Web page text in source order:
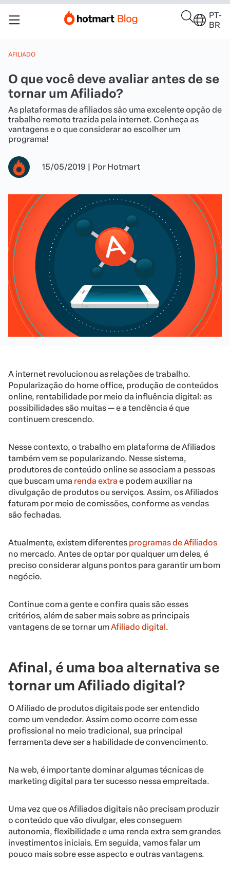
PT-
BR
AFILIADO
O que você deve avaliar antes de se
tornar um Afiliado?
As plataformas de afiliados são uma excelente opção de
trabalho remoto trazida pela internet. Conheça as
vantagens e o que considerar ao escolher um
programa!
15/05/2019 | Por Hotmart
A internet revolucionou as relações de trabalho.
Popularização do home office, produção de conteúdos
online, rentabilidade por meio da influência digital: as
possibilidades são muitas — e a tendência é que
continuem crescendo.
Nesse contexto, o trabalho em plataforma de Afiliados
também vem se popularizando. Nesse sistema,
produtores de conteúdo online se associam a pessoas
que buscam uma renda extra e podem auxiliar na
divulgação de produtos ou serviços. Assim, os Afiliados
faturam por meio de comissões, conforme as vendas
são fechadas.
Atualmente, existem diferentes programas de Afiliados
no mercado. Antes de optar por qualquer um deles, é
preciso considerar alguns pontos para garantir um bom
negócio.
Continue com a gente e confira quais são esses
critérios, além de saber mais sobre as principais
vantagens de se tornar umAfiliado digital .
Afinal, é uma boa alternativa se
tornar um Afiliado digital?
O Afiliado de produtos digitais pode ser entendido
como um vendedor. Assim como ocorre com esse
profissional no meio tradicional, sua principal
ferramenta deve ser a habilidade de convencimento.
Na web, é importante dominar algumas técnicas de
marketing digital para ter sucesso nessa empreitada.
Uma vez que os Afiliados digitais não precisam produzir
o conteúdo que vão divulgar, eles conseguem
autonomia, flexibilidade e uma renda extra sem grandes
investimentos iniciais. Em seguida, vamos falar um
pouco mais sobre esse aspecto e outras vantagens.